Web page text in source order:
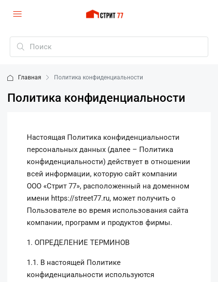
Главная Политика конфиденциальности
Политика конфиденциальности
Настоящая Политика конфиденциальности
персональных данных (далее – Политика
конфиденциальности) действует в отношении
всей информации, которую сайт компании
ООО «Стрит 77», расположенный на доменном
имени https://street77.ru, может получить о
Пользователе во время использования сайта
компании, программ и продуктов фирмы.
1. ОПРЕДЕЛЕНИЕ ТЕРМИНОВ
1.1. В настоящей Политике
конфиденциальности используются